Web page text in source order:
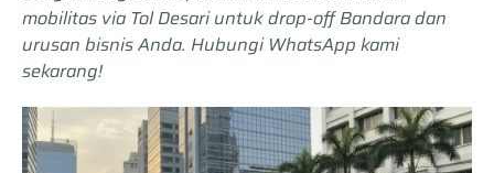
mobilitas via Tol Desari untuk drop-off Bandara dan
urusan bisnis Anda. Hubungi WhatsApp kami
sekarang!